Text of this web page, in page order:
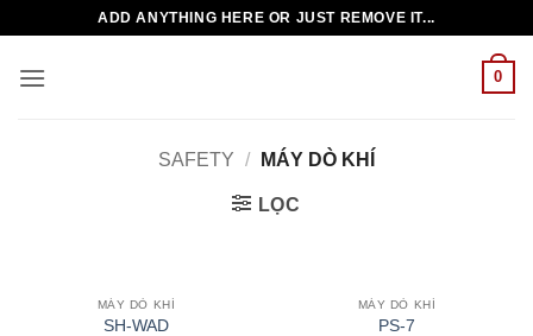
nội
ADD ANYTHING HERE OR JUST REMOVE IT...
0
SAFETY / MÁY DÒ KHÍ
LỌC
MÁY DÒ KHÍ
SH-WAD
MÁY DÒ KHÍ
PS-7